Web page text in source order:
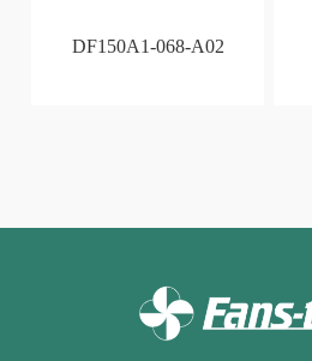
DF150A1-068-A02